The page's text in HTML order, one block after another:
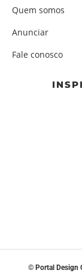
Quem somos
Anunciar
Fale conosco
© Portal Design